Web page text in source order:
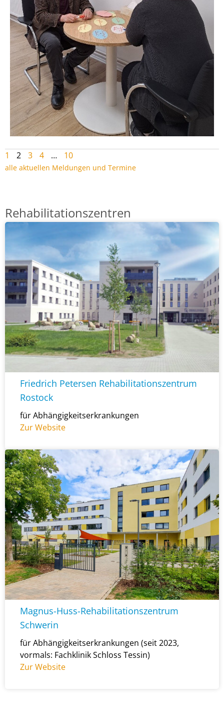
1 2 3 4 … 10
alle aktuellen Meldungen und Termine
Rehabilitationszentren
Friedrich Petersen Rehabilitationszentrum
Rostock
für Abhängigkeitserkrankungen
Zur Website
Magnus-Huss-Rehabilitationszentrum
Schwerin
für Abhängigkeitserkrankungen (seit 2023,
vormals: Fachklinik Schloss Tessin)
Zur Website